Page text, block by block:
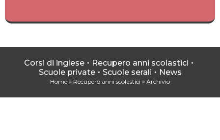
Corsi di inglese
Recupero anni scolastici
Scuole private
Scuole serali News
Home » Recupero anni scolastici » Archivio